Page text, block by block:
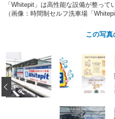
カーメーカー「旧車」関連プロジ
イベント
「Whitepit」は高性能な設備が整っ
（画像：時間制セルフ洗車場「
この写
‹